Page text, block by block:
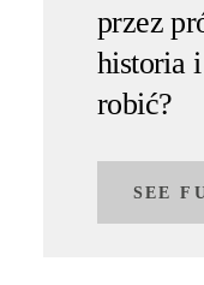
przez
historia
robić?
SEE